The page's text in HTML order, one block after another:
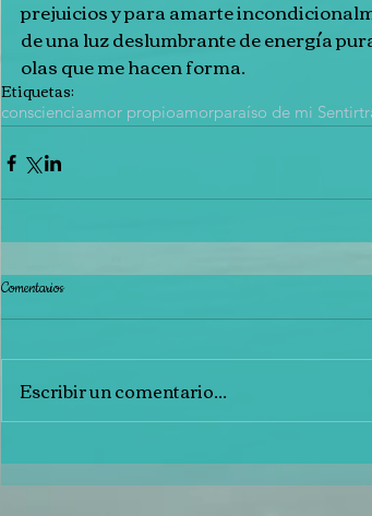
prejuicios y para amarte
de una luz deslumbrante de energía
olas que me hacen forma.
Etiquetas:
conscienciaamor propioamorparaíso de mi Sentir
Comentarios
Escribir un comentario...